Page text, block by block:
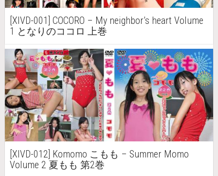
[XIVD-001] COCORO – My neighbor’s heart Volume
1 となりのココロ 上巻
[XIVD-012] Komomo こもも – Summer Momo
Volume 2 夏もも 第2巻